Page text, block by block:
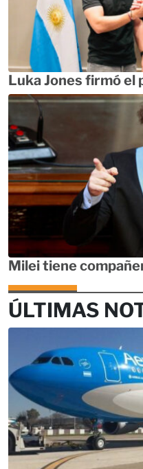
Luka Jones firmó el
Milei tiene
ÚLTIMAS